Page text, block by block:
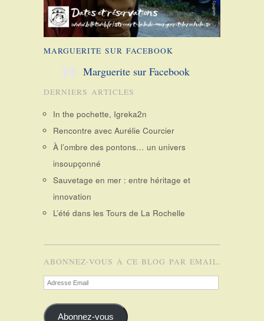
MARGUERITE SUR FACEBOOK
Marguerite sur Facebook
DERNIERS ARTICLES
In the pochette, Igreka2n
Rencontre avec Aurélie Courcier
À l’ombre des pontons… un univers
insoupçonné
Sauvetage en mer : entre héritage et
innovation
L’été dans les Tours de La Rochelle
ABONNEZ-VOUS À CE BLOG PAR EMAIL.
Adresse
Email
Abonnez-vous